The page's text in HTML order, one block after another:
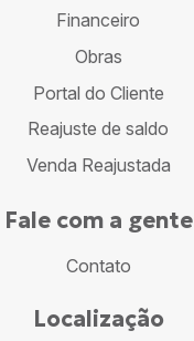
Financeiro
Obras
Portal do Cliente
Reajuste de saldo
Venda Reajustada
Fale com a gente
Contato
Localização